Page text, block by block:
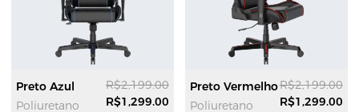
Preto Azul
Poliuretano
R$2,199.00
R$1,299.00
Preto Vermelho
Poliuretano
R$2,199.00
R$1,299.00